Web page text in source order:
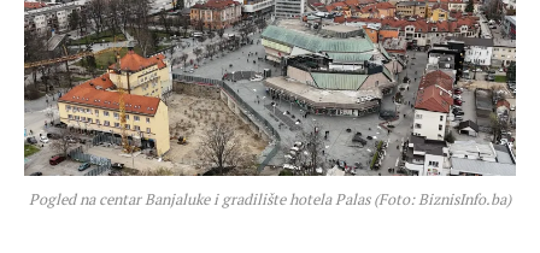
Pogled na centar Banjaluke i gradilište hotela Palas (Foto: BiznisInfo.ba)